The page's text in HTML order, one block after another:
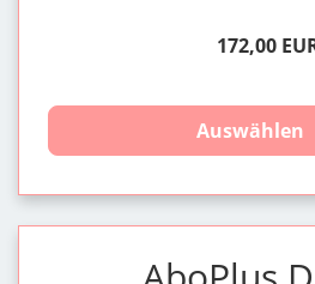
172,00
Auswählen